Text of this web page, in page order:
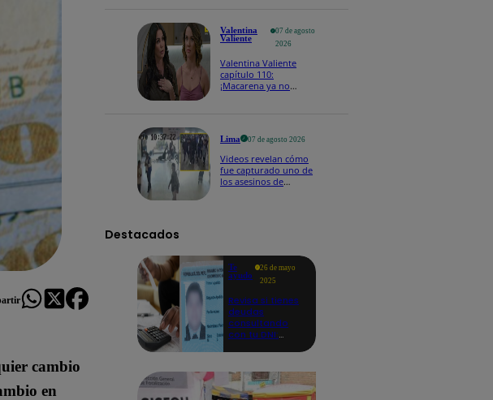
cambio
en
Valentina
Valiente
07 de agosto
2026
Valentina Valiente
capítulo 110:
¡Macarena ya no
Lima 07 de agosto 2026
Videos revelan cómo
fue capturado uno de
los asesinos de
Destacados
Te
ayudo
26 de mayo
2025
Revisa si tienes
deudas
consultando
con tu DNI: